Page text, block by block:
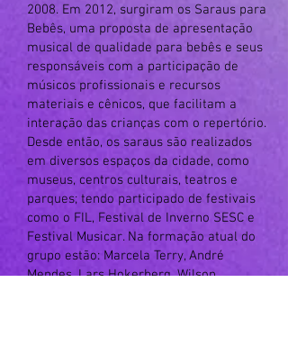
2008. Em 2012, surgiram os Saraus para
Bebês, uma proposta de apresentação
musical de qualidade para bebês e seus
responsáveis com a participação de
músicos profissionais e recursos
materiais e cênicos, que facilitam a
interação das crianças com o repertório.
Desde então, os saraus são realizados
em diversos espaços da cidade, como
museus, centros culturais, teatros e
parques; tendo participado de festivais
como o FIL, Festival de Inverno SESC e
Festival Musicar. Na formação atual do
grupo estão: Marcela Terry, André
Mendes, Lars Hokerberg, Wilson